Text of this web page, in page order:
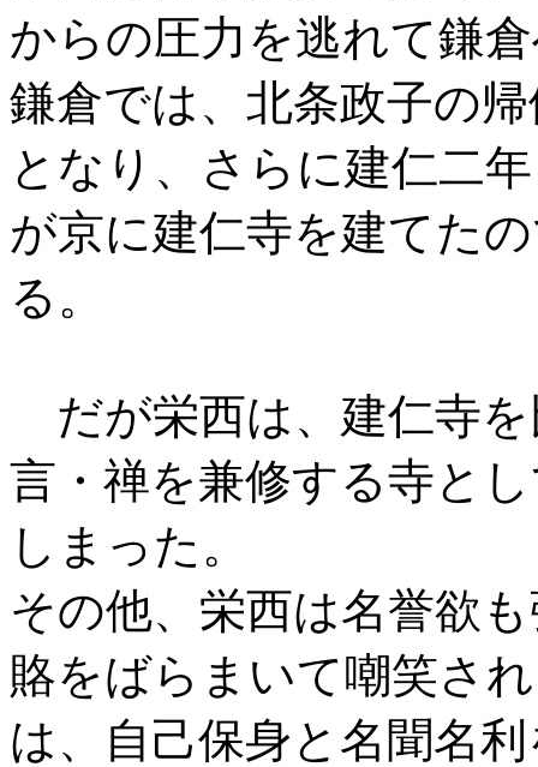
からの圧力を逃れて鎌
鎌倉では、北条政子の
となり、さらに建仁二
が京に建仁寺を建てた
る。
だが栄西は、建仁寺を
言・禅を兼修する寺と
しまった。
その他、栄西は名誉欲
賂をばらまいて嘲笑さ
は、自己保身と名聞名